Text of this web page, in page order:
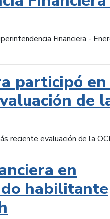
Financiera -
participó
de
reciente evaluación de la
en
habilitante